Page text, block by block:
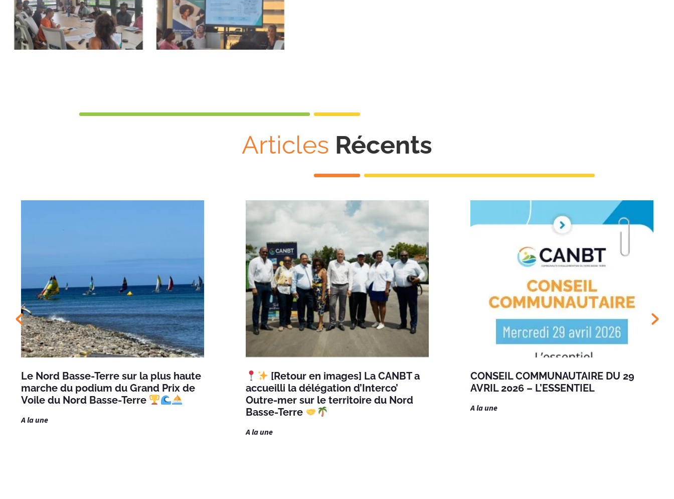
Articles Récents
A la une
Le Nord Basse-Terre sur la plus haute
marche du podium du Grand Prix de
Voile du Nord Basse-Terre
A la une
[Retour en images] La CANBT a
accueilli la délégation d’Interco’
Outre-mer sur le territoire du Nord
Basse-Terre
A la une
CONSEIL COMMUNAUTAIRE DU 29
AVRIL 2026 – L’ESSENTIEL